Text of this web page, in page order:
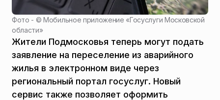
Фото - ©Мобильное приложение «Госуслуги Московской
области»
Жители Подмосковья теперь могут подать
заявление на переселение из аварийного
жилья в электронном виде через
региональный портал госуслуг. Новый
сервис также позволяет оформить